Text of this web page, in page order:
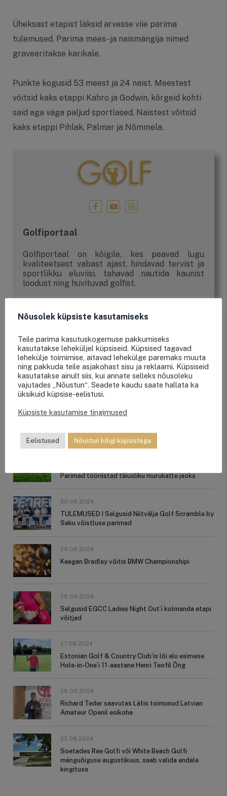
Üheksast etapist läksid arvesse viie parima
tulemused. Parima mees- ja naismängija nimed
graveeritakse karikale.
Punkte kogusid 53 meest ja 24 naist. Meestest
võitsid kaks etappi Kahro ja Godwin, kõrgeid kohti
said aga väga paljud sportlased. Naistest võitsid
kaks etappi Pihlak, Palmar ja Nõmmela.
Golfiportaal
Golfiportaal on kõigile, kes peavad lugu
kvaliteetsest vabast ajast, hindavad tervist ja
sportlikku eluviisi, tahavad nautida kaunist
loodust ning huvituvad golfist.
OTSING
Parimad tööriistad täiusliku murukatte jaoks
30.08.2024
TULEMUSED I Selgusid Niitvälja Golf Scramble by
Saku võistluse parimad
29.08.2024
Keegan Bradley võitis BMW Championshipi
28.08.2024
Selgusid EGCC Ladies Night Out`i kolmanda etapi
võitjad
27.08.2024
Estonian Golf & Country Club`is lõi elu esimese
Hole-in-One`i 11-aastane Henri Teofil Õng
26.08.2024
Richard Teder saavutas Lätis toimunud Latvian
Amateur Openil esikoha
23.08.2024
Soetades Rae Golfi või White Beach Golfi
mänguõiguse augustikuus, saab valida endale
kingituse
Nõusolek küpsiste kasutamiseks
Teile parima kasutuskogemuse pakkumiseks
kasutatakse leheküljel küpsiseid. Küpsised tagavad
lehekülje toimimise, aitavad lehekülge paremaks muuta
ning pakkuda teile asjakohast sisu ja reklaami. Küpsiseid
kasutatakse ainult siis, kui annate selleks nõusoleku
vajutades „Nõustun“. Seadete kaudu saate hallata ka
üksikuid küpsise-eelistusi.
Küpsiste kasutamise tingimused
Eelistused Nõustun kõigi küpsistega